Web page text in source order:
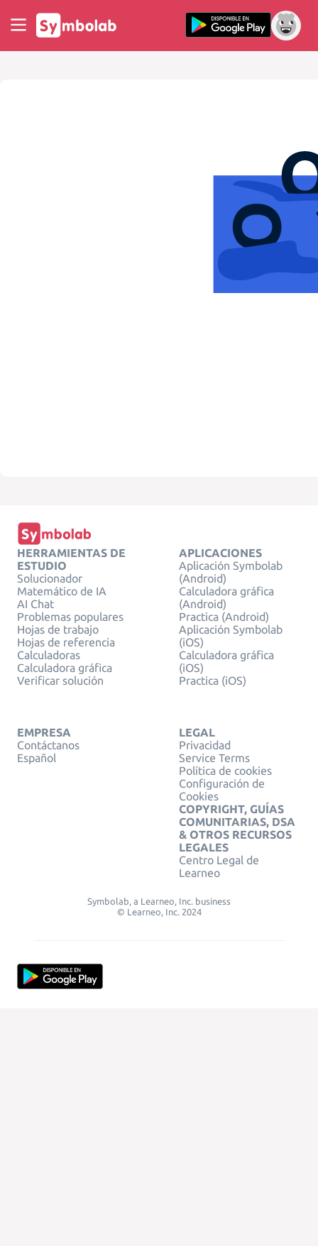
HERRAMIENTAS DE
ESTUDIO
Solucionador
Matemático de IA
AI Chat
Problemas populares
Hojas de trabajo
Hojas de referencia
Calculadoras
Calculadora gráfica
Verificar solución
APLICACIONES
Aplicación Symbolab
(Android)
Calculadora gráfica
(Android)
Practica (Android)
Aplicación Symbolab
(iOS)
Calculadora gráfica
(iOS)
Practica (iOS)
EMPRESA
Contáctanos
Español
LEGAL
Privacidad
Service Terms
Política de cookies
Configuración de
Cookies
COPYRIGHT, GUÍAS
COMUNITARIAS, DSA
& OTROS RECURSOS
LEGALES
Centro Legal de
Learneo
Symbolab, a Learneo, Inc. business
© Learneo, Inc. 2024